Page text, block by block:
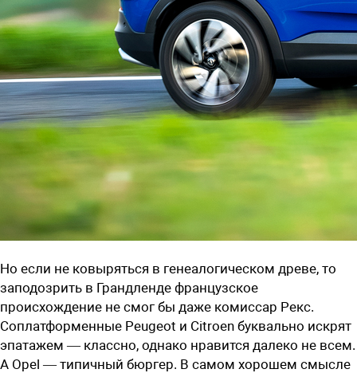
Но если не ковыряться в генеалогическом древе, то
заподозрить в Грандленде французское
происхождение не смог бы даже комиссар Рекс.
Соплатформенные Peugeot и Citroen буквально искрят
эпатажем — классно, однако нравится далеко не всем.
А Opel — типичный бюргер. В самом хорошем смысле